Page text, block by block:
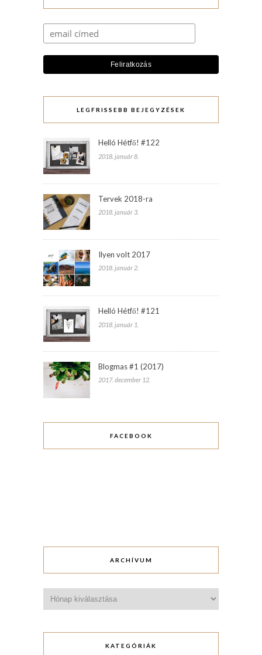
LEGFRISSEBB BEJEGYZÉSEK
Helló Hétfő! #122
2018. január 8.
Tervek 2018-ra
2018. január 3.
Ilyen volt 2017
2018. január 2.
Helló Hétfő! #121
2018. január 1.
Blogmas #1 (2017)
2017. december 12.
FACEBOOK
ARCHÍVUM
KATEGÓRIÁK